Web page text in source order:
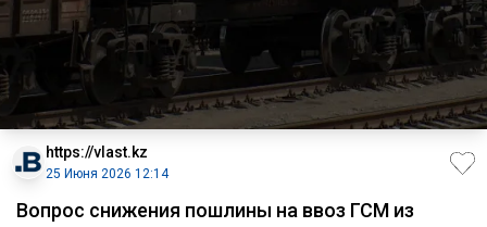
https://vlast.kz
25 Июня 2026 12:14
Вопрос снижения пошлины на ввоз ГСМ из